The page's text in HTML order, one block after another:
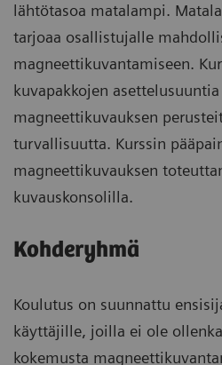
lähtötasoa matalampi.
tarjoaa osallistujalle
magneettikuvantamiseen.
kuvapakkojen
magneettikuvauksen
turvallisuutta. Kurssin
magneettikuvauksen
kuvauskonsolilla.
Kohderyhmä
Koulutus on suunnattu
käyttäjille, joilla ei ole
kokemusta